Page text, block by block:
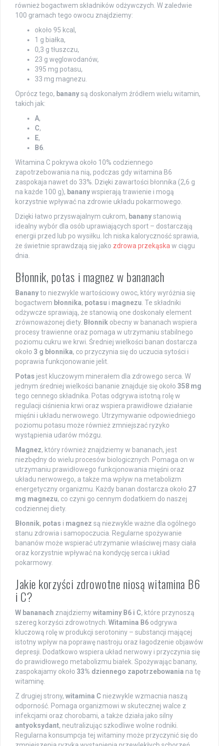
również bogactwem składników odżywczych. W zaledwie
100 gramach tego owocu znajdziemy:
około 95 kcal,
1 g białka,
0,3 g tłuszczu,
23 g węglowodanów,
395 mg potasu,
33 mg magnezu.
Oprócz tego, bananysą doskonałym źródłem wielu witamin,
takich jak:
A,
C,
E,
B6
Witamina C pokrywa około 10% codziennego
zapotrzebowania na nią, podczas gdy witamina B6
zaspokaja nawet do 33%. Dzięki zawartości błonnika (2,6 g
na każde 100 g), bananywspierają trawienie i mogą
korzystnie wpływać na zdrowie układu pokarmowego.
Dzięki łatwo przyswajalnym cukrom, bananystanowią
idealny wybór dla osób uprawiających sport – dostarczają
energii przed lub po wysiłku. Ich niska kaloryczność sprawia,
że świetnie sprawdzają się jako zdrowa przekąska w ciągu
dnia.
Błonnik, potas i magnez w bananach
Bananyto niezwykle wartościowy owoc, który wyróżnia się
bogactwem błonnika, potasu i magnezu . Te składniki
odżywcze sprawiają, że stanowią one doskonały element
zrównoważonej diety. Błonnik obecny w bananach wspiera
procesy trawienne oraz pomaga w utrzymaniu stabilnego
poziomu cukru we krwi. Średniej wielkości banan dostarcza
około 3 g błonnika, co przyczynia się do uczucia sytości i
poprawia funkcjonowanie jelit.
Potas jest kluczowym minerałem dla zdrowego serca. W
jednym średniej wielkości bananie znajduje się około 358 mg
tego cennego składnika. Potas odgrywa istotną rolę w
regulacji ciśnienia krwi oraz wspiera prawidłowe działanie
mięśni i układu nerwowego. Utrzymywanie odpowiedniego
poziomu potasu może również zmniejszać ryzyko
wystąpienia udarów mózgu.
Magnez, który również znajdziemy w bananach, jest
niezbędny do wielu procesów biologicznych. Pomaga on w
utrzymaniu prawidłowego funkcjonowania mięśni oraz
układu nerwowego, a także ma wpływ na metabolizm
energetyczny organizmu. Każdy banan dostarcza około 27
mg magnezu, co czyni go cennym dodatkiem do naszej
codziennej diety.
Błonnik, potas i magnez są niezwykle ważne dla ogólnego
stanu zdrowia i samopoczucia. Regularne spożywanie
bananów może wspierać utrzymanie właściwej masy ciała
oraz korzystnie wpływać na kondycję serca i układ
pokarmowy.
Jakie korzyści zdrowotne niosą witamina B6
i C?
W bananach znajdziemywitaminy B6 i C, które przynoszą
szereg korzyści zdrowotnych. Witamina B6 odgrywa
kluczową rolę w produkcji serotoniny – substancji mającej
istotny wpływ na poprawę nastroju oraz łagodzenie objawów
depresji. Dodatkowo wspiera układ nerwowy i przyczynia się
do prawidłowego metabolizmu białek. Spożywając banany,
zaspokajamy około 33% dziennego zapotrzebowania na tę
witaminę.
Z drugiej strony, witamina C niezwykle wzmacnia naszą
odporność. Pomaga organizmowi w skutecznej walce z
infekcjami oraz chorobami, a także działa jako silny
antyoksydant, neutralizując szkodliwe wolne rodniki.
Regularna konsumpcja tej witaminy może przyczynić się do